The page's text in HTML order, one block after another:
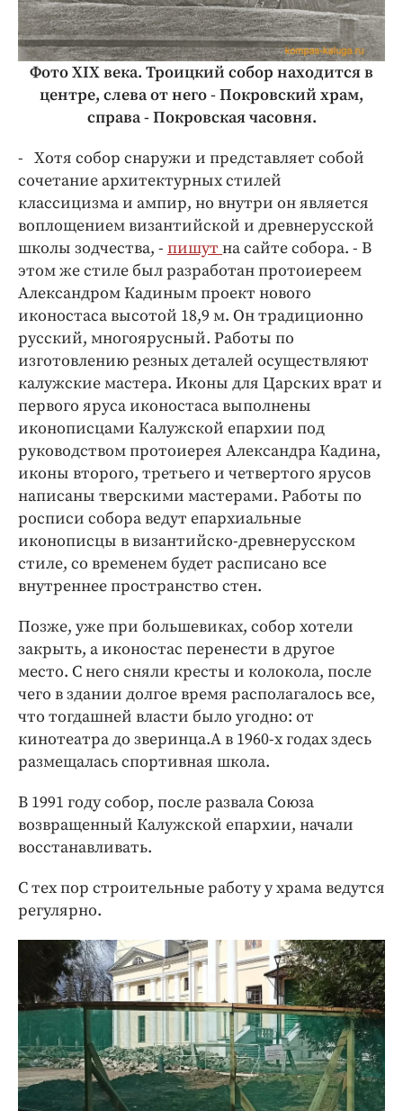
Фото ХIХ века. Троицкий собор находится в
центре, слева от него - Покровский храм,
справа - Покровская часовня.
- Хотя собор снаружи и представляет собой
сочетание архитектурных стилей
классицизма и ампир, но внутри он является
воплощением византийской и древнерусской
школы зодчества, - пишут на сайте собора. - В
этом же стиле был разработан протоиереем
Александром Кадиным проект нового
иконостаса высотой 18,9 м. Он традиционно
русский, многоярусный. Работы по
изготовлению резных деталей осуществляют
калужские мастера. Иконы для Царских врат и
первого яруса иконостаса выполнены
иконописцами Калужской епархии под
руководством протоиерея Александра Кадина,
иконы второго, третьего и четвертого ярусов
написаны тверскими мастерами. Работы по
росписи собора ведут епархиальные
иконописцы в византийско-древнерусском
стиле, со временем будет расписано все
внутреннее пространство стен.
Позже, уже при большевиках, собор хотели
закрыть, а иконостас перенести в другое
место. С него сняли кресты и колокола, после
чего в здании долгое время располагалось все,
что тогдашней власти было угодно: от
кинотеатра до зверинца.А в 1960-х годах здесь
размещалась спортивная школа.
В 1991 году собор, после развала Союза
возвращенный Калужской епархии, начали
восстанавливать.
С тех пор строительные работу у храма ведутся
регулярно.